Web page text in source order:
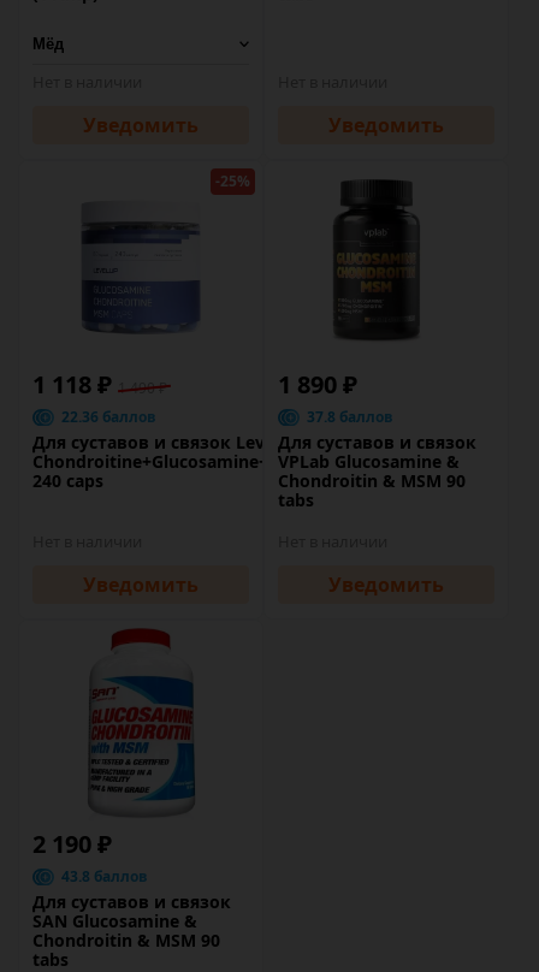
Уведомить Уведомить
-25%
1 118 ₽ 1 490 ₽
22.36 баллов
Для суставов и связок LevelUp
Chondroitine+Glucosamine+MSM
240 caps
Уведомить
1 890 ₽
37.8 баллов
Для суставов и связок
VPLab Glucosamine &
Chondroitin & MSM 90
tabs
Уведомить
2 190 ₽
43.8 баллов
Для суставов и связок
SAN Glucosamine &
Chondroitin & MSM 90
tabs